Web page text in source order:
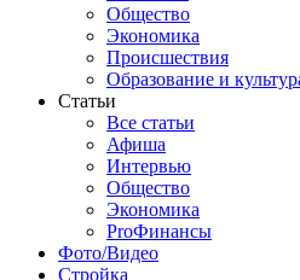
Общество
Экономика
Происшествия
Образование и
Статьи
Все статьи
Афиша
Интервью
Общество
Экономика
ProФинансы
Фото/Видео
Стройка